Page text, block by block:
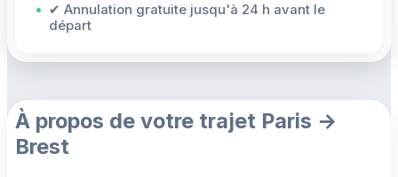
✔ Annulation gratuite jusqu'à 24 h avant le
départ
À propos de votre trajet Paris →
Brest